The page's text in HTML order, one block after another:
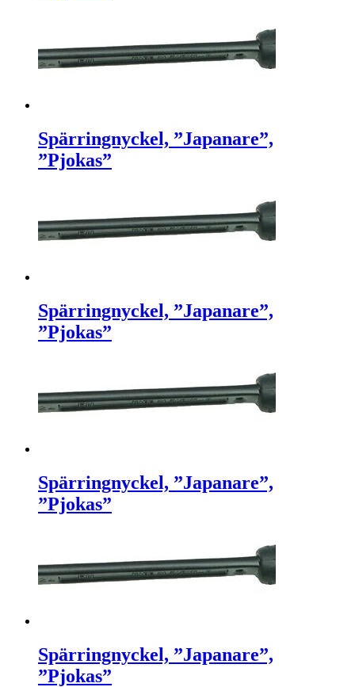
Spärringnyckel, ”Japanare”,
”Pjokas”
Spärringnyckel, ”Japanare”,
”Pjokas”
Spärringnyckel, ”Japanare”,
”Pjokas”
Spärringnyckel, ”Japanare”,
”Pjokas”